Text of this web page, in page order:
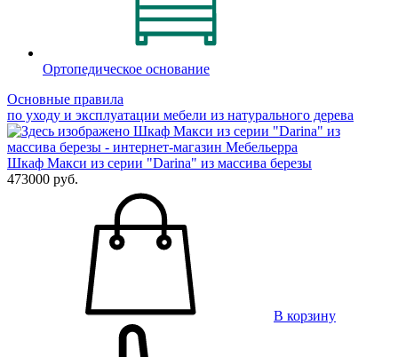
Ортопедическое основание
Основные правила
по уходу и эксплуатации мебели из натурального дерева
Шкаф Макси из серии "Darina" из массива березы
473000 руб.
В корзину